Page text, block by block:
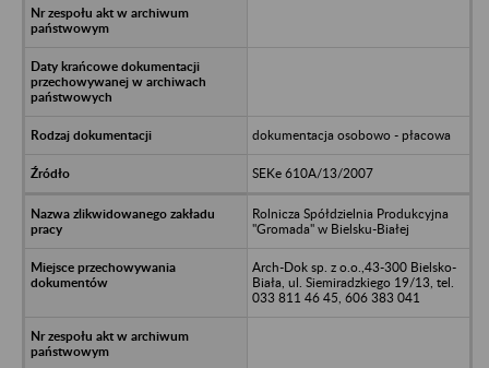
dokumentacja osobowo - płacowa
SEKe 610A/13/2007
Rolnicza Spółdzielnia Produkcyjna
"Gromada" w Bielsku-Białej
Arch-Dok sp. z o.o.,43-300 Bielsko-
Biała, ul. Siemiradzkiego 19/13, tel.
033 811 46 45, 606 383 041